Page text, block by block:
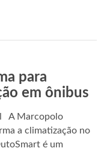
para
em ônibus
A Marcopolo
a climatização no
é um